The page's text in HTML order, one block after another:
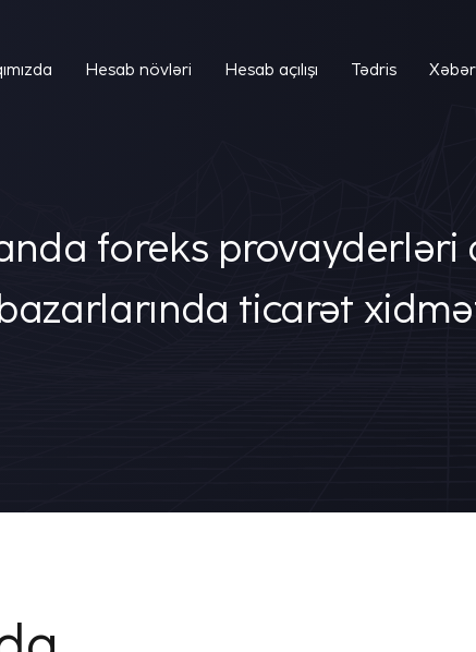
Hesab növləri Hesab açılışı Tədris
foreks provayderləri
ticarət